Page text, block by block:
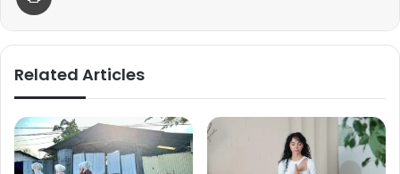
Related Articles